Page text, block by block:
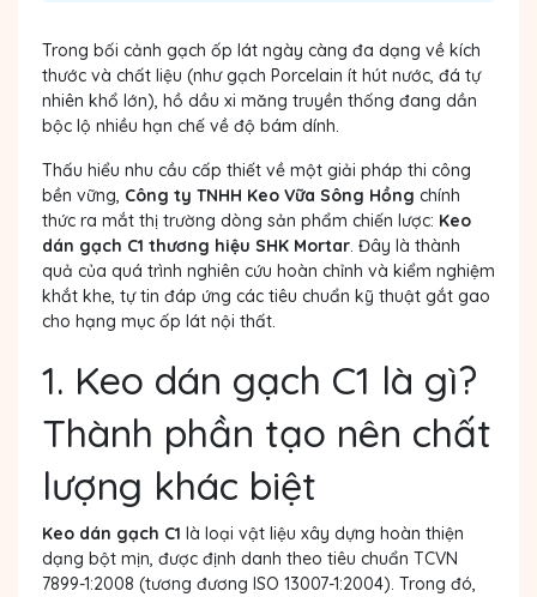
Trong bối cảnh gạch ốp lát ngày càng đa dạng về kích
thước và chất liệu (như gạch Porcelain ít hút nước, đá tự
nhiên khổ lớn), hồ dầu xi măng truyền thống đang dần
bộc lộ nhiều hạn chế về độ bám dính.
Thấu hiểu nhu cầu cấp thiết về một giải pháp thi công
bền vững, Công ty TNHH Keo Vữa Sông Hồng chính
thức ra mắt thị trường dòng sản phẩm chiến lược: Keo
dán gạch C1 thương hiệu SHK Mortar. Đây là thành
quả của quá trình nghiên cứu hoàn chỉnh và kiểm nghiệm
khắt khe, tự tin đáp ứng các tiêu chuẩn kỹ thuật gắt gao
cho hạng mục ốp lát nội thất.
1. Keo dán gạch C1 là gì?
Thành phần tạo nên chất
lượng khác biệt
Keo dán gạch C1 là loại vật liệu xây dựng hoàn thiện
dạng bột mịn, được định danh theo tiêu chuẩn TCVN
7899-1:2008 (tương đương ISO 13007-1:2004). Trong đó,